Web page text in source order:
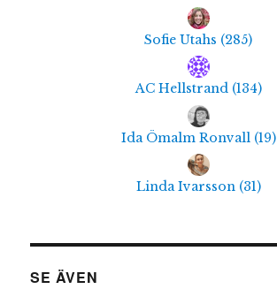
Sofie Utahs (285)
AC Hellstrand (134)
Ida Ömalm Ronvall (19)
Linda Ivarsson (31)
SE ÄVEN